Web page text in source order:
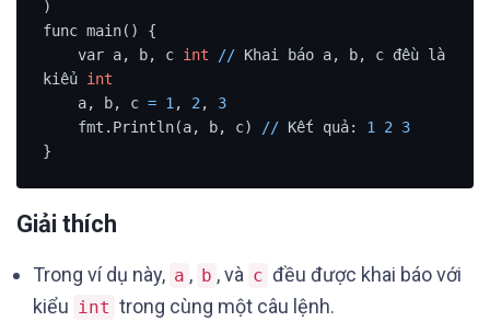
)
func main() {
    var a, b, c
int // Khai báo a, b, c đều là
kiểu int
    a, b, c
= 1 , 2 , 3
    fmt.Println(a, b, c)
// Kết quả: 1 2
3
}
Giải thích
Trong ví dụ này, a , b , và c đều được khai báo với
kiểu int trong cùng một câu lệnh.